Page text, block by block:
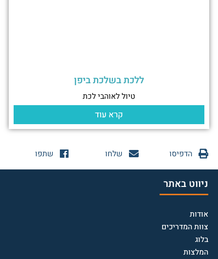
ללכת בשלכת ביפן
טיול לאוהבי לכת
קרא עוד
הדפיסו שלחו שתפו
ניווט באתר
אודות
צוות המדריכים
בלוג
המלצות